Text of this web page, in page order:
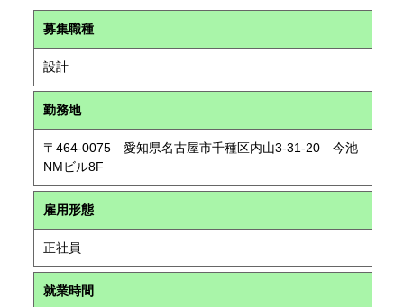
募集職種
設計
勤務地
〒464-0075 愛知県名古屋市千種区内山3-31-20 今池
NMビル8F
雇用形態
正社員
就業時間